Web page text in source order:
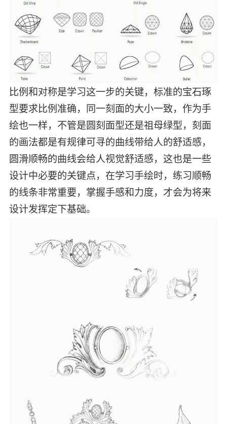
比例和对称是学习这一步的关键，标准的宝石琢
型要求比例准确，同一刻面的大小一致，作为手
绘也一样，不管是圆刻面型还是祖母绿型，刻面
的画法都是有规律可寻的曲线带给人的舒适感，
圆滑顺畅的曲线会给人视觉舒适感，这也是一些
设计中必要的关键点，在学习手绘时，练习顺畅
的线条非常重要，掌握手感和力度，才会为将来
设计发挥定下基础。